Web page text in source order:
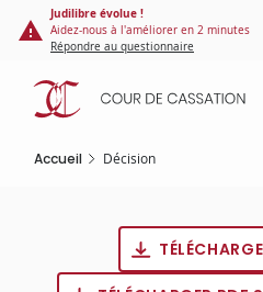
Panneau de gestion des cookies
contenu
principal
Judilibre évolue !
Aidez-nous à l'améliorer en 2 minutes
Répondre au questionnaire
Accueil Décision